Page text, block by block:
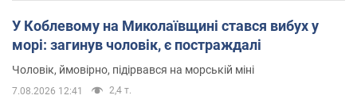
У Коблевому на Миколаївщині стався вибух у
морі: загинув чоловік, є постраждалі
Чоловік, ймовірно, підірвався на морській міні
7.08.2026 12:41 2,4 т.